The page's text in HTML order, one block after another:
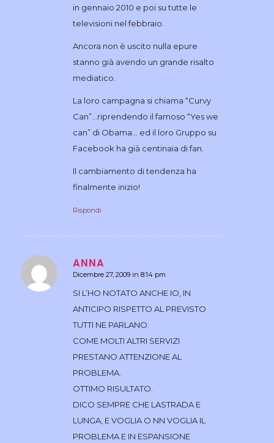
in gennaio 2010 e poi su tutte le
televisioni nel febbraio.
Ancora non è uscito nulla epure
stanno già avendo un grande risalto
mediatico.
La loro campagna si chiama “Curvy
Can”…riprendendo il famoso “Yes we
can” di Obama… ed il loro Gruppo su
Facebook ha già centinaia di fan.
Il cambiamento di tendenza ha
finalmente inizio!
Rispondi
ANNA
dice:
Dicembre 27, 2009 in 8:14 pm
SI L’HO NOTATO ANCHE IO, IN
ANTICIPO RISPETTO AL PREVISTO
TUTTI NE PARLANO.
COME MOLTI ALTRI SERVIZI
PRESTANO ATTENZIONE AL
PROBLEMA.
OTTIMO RISULTATO.
DICO SEMPRE CHE LASTRADA E
LUNGA, E VOGLIA O NN VOGLIA IL
PROBLEMA E IN ESPANSIONE